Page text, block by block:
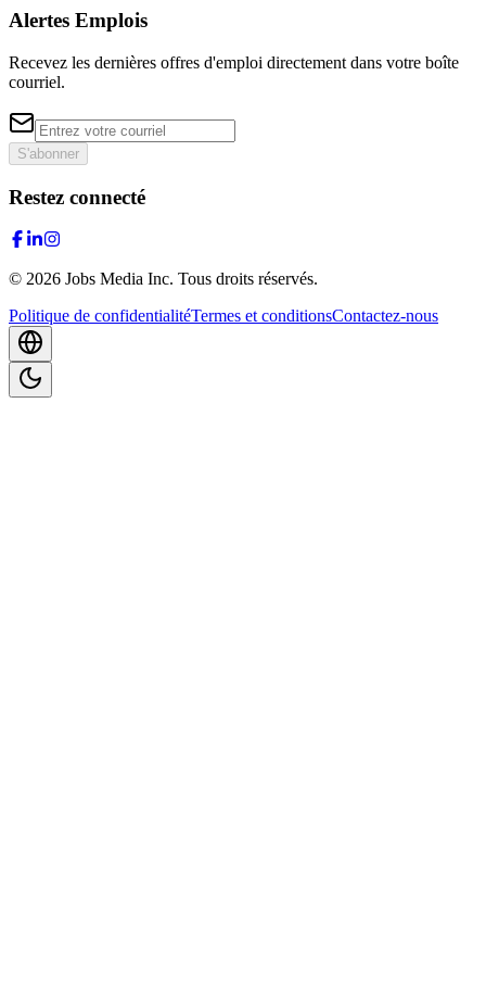
Alertes Emplois
Recevez les dernières offres d'emploi directement dans votre boîte
courriel.
S'abonner
Restez connecté
© 2026 Jobs Media Inc. Tous droits réservés.
Politique de confidentialitéTermes et conditionsContactez-nous